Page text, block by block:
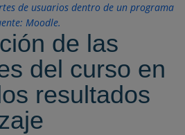
de usuarios dentro de un programa
Moodle.
de las
del curso en
resultados